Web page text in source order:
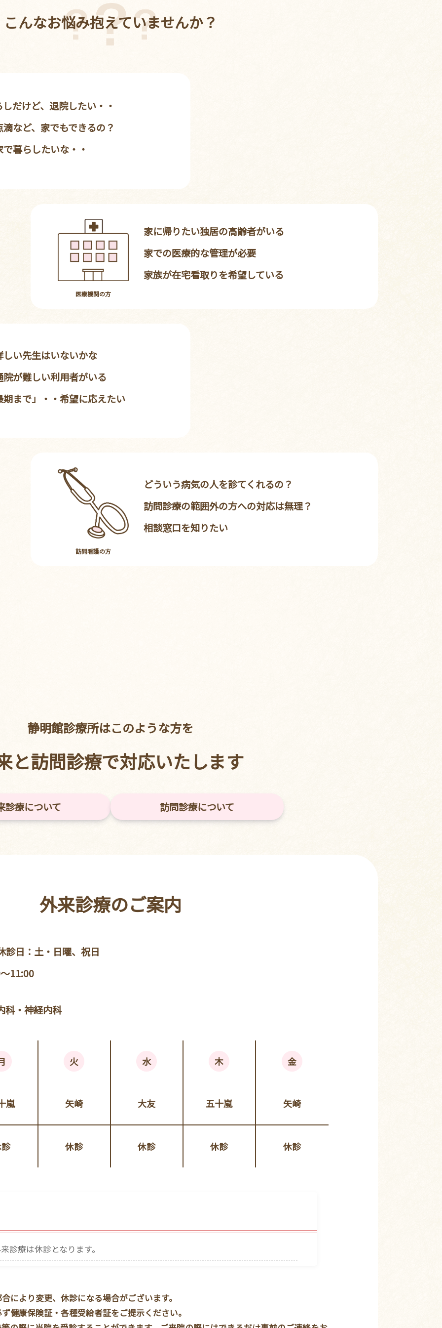
こんなお悩み抱えていませんか？
だけど、退院したい・・
など、家でもできるの？
暮らしたいな・・
医療機関の方
家に帰りたい独居の高齢者がいる
家での医療的な管理が必要
家族が在宅看取りを希望している
い先生はいないかな
が難しい利用者がいる
まで」・・希望に応えたい
訪問看護の方
どういう病気の人を診てくれるの？
訪問診療の範囲外の方への対応は無理？
相談窓口を知りたい
静明館診療所はこのような方を
と訪問診療で対応いたします
診療について 訪問診療について
外来診療のご案内
診日：土・日曜、祝日
11:00
科・神経内科
火 水 木 金
嵐 矢崎 大友 五十嵐 矢崎
休診 休診 休診 休診
診療は休診となります。
により変更、休診になる場合がございます。
健康保険証・各種受給者証をご提示ください。